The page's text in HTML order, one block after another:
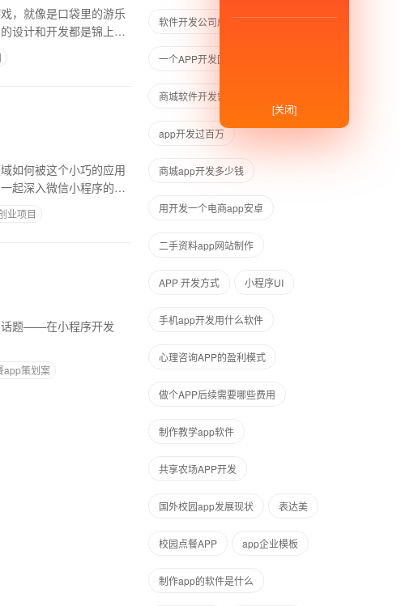
，就像是口袋里的游乐
设计和开发都是锦上添
如何被这个小巧的应用
起深入微信小程序的奇
业项目
话题——在小程序开发
app策划案
软件开发公司成本包括哪些
一个APP开发团队需要几个人
商城软件开发需几个服务器
app开发过百万
商城app开发多少钱
用开发一个电商app安卓
二手资料app网站制作
APP 开发方式 小程序UI
手机app开发用什么软件
心理咨询APP的盈利模式
做个APP后续需要哪些费用
制作教学app软件
共享农场APP开发
国外校园app发展现状 表达美
校园点餐APP app企业模板
制作app的软件是什么
[关闭]